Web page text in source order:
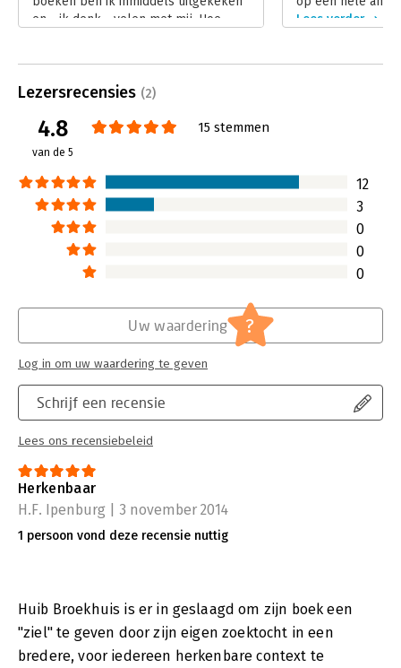
en - ik denk - velen met mij. Hoe
Lees verder
Lees verder
Lezersrecensies (2)
4.8
van de 5
15 stemmen
12
3
0
0
0
Schrijf een recensie
Lees ons recensiebeleid
Uw waardering ?
Log in om uw waardering te geven
Herkenbaar
H.F. Ipenburg | 3 november 2014
1 persoon vond deze recensie nuttig
Huib Broekhuis is er in geslaagd om zijn boek een
"ziel" te geven door zijn eigen zoektocht in een
bredere, voor iedereen herkenbare context te